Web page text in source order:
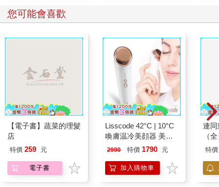
您可能會喜歡
【電子書】蔬菜的理髮
店
特價 259 元
電子書
Lisscode 42°C | 10°C
喚膚温冷美顔器 美膚
儀
2990 特價 1790 元
加入購物車
連
（
特價